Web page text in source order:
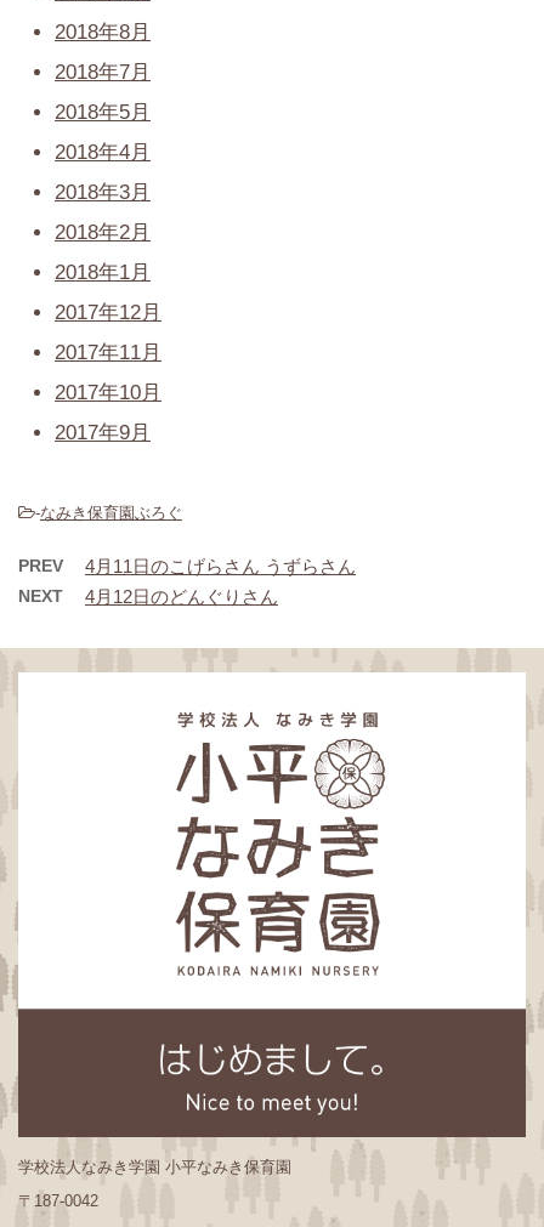
2018年8月
2018年7月
2018年5月
2018年4月
2018年3月
2018年2月
2018年1月
2017年12月
2017年11月
2017年10月
2017年9月
-なみき保育園ぶろぐ
PREV 4月11日のこげらさん うずらさん
NEXT 4月12日のどんぐりさん
学校法人なみき学園 小平なみき保育園
〒187-0042